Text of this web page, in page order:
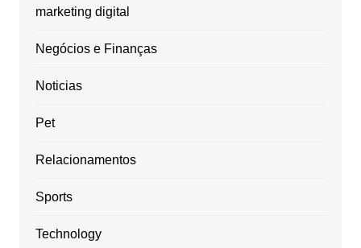
marketing digital
Negócios e Finanças
Noticias
Pet
Relacionamentos
Sports
Technology